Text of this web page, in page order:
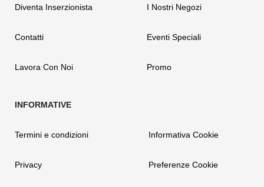
Diventa Inserzionista
Contatti
Lavora Con Noi
I Nostri Negozi
Eventi Speciali
Promo
Termini e condizioni
Privacy
Informativa Cookie
Preferenze Cookie